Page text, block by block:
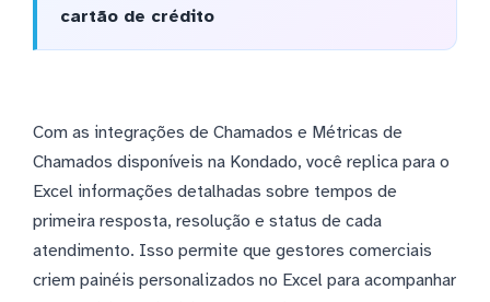
cartão de crédito
Com as integrações de Chamados e Métricas de
Chamados disponíveis na Kondado, você replica para o
Excel informações detalhadas sobre tempos de
primeira resposta, resolução e status de cada
atendimento. Isso permite que gestores comerciais
criem painéis personalizados no Excel para acompanhar